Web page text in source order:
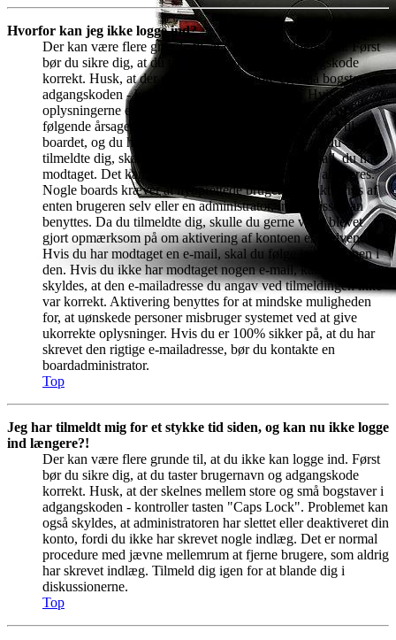
Hvorfor kan jeg ikke logge ind?
Der kan være flere grunde til, at du ikke kan logge ind. Først
bør du sikre dig, at du taster brugernavn og adgangskode
korrekt. Husk, at der skelnes mellem store og små bogstaver i
adgangskoden - kontroller tasten "Caps Lock". Hvis
oplysningerne er korrekte, kan problemet skyldes en af
følgende årsager: Hvis COPPA-understøttelse er slået til på
boardet, og du har klikket på jeg er under 13 år, da du
tilmeldte dig, skal du følge instruktionen i den e-mail, du har
modtaget. Det kan også skyldes, at din konto skal aktiveres.
Nogle boards kræver at nyoprettede brugerkonti aktiveres af
enten brugeren selv eller en administrator, inden disse kan
benyttes. Da du tilmeldte dig, skulle du gerne være blevet
gjort opmærksom på om aktivering af kontoen er nødvendig.
Hvis du har modtaget en e-mail, skal du følge instruktionen i
den. Hvis du ikke har modtaget nogen e-mail, kan det
skyldes, at den e-mailadresse du angav ved tilmeldingen ikke
var korrekt. Aktivering benyttes for at mindske muligheden
for, at uønskede personer misbruger systemet ved at give
ukorrekte oplysninger. Hvis du er 100% sikker på, at du har
skrevet den rigtige e-mailadresse, bør du kontakte en
boardadministrator.
Top
Jeg har tilmeldt mig for et stykke tid siden, og kan nu ikke logge
ind længere?!
Der kan være flere grunde til, at du ikke kan logge ind. Først
bør du sikre dig, at du taster brugernavn og adgangskode
korrekt. Husk, at der skelnes mellem store og små bogstaver i
adgangskoden - kontroller tasten "Caps Lock". Problemet kan
også skyldes, at administratoren har slettet eller deaktiveret din
konto, fordi du ikke har skrevet nogle indlæg. Det er normal
procedure med jævne mellemrum at fjerne brugere, som aldrig
har skrevet indlæg. Tilmeld dig igen for at blande dig i
diskussionerne.
Top